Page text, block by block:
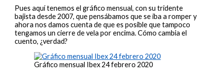
Pues aquí tenemos el gráfico mensual, con su tridente
bajista desde 2007, que pensábamos que se iba a romper y
ahora nos damos cuenta de que es posible que tampoco
tengamos un cierre de vela por encima. Cómo cambia el
cuento, ¿verdad?
Gráfico mensual Ibex 24 febrero 2020